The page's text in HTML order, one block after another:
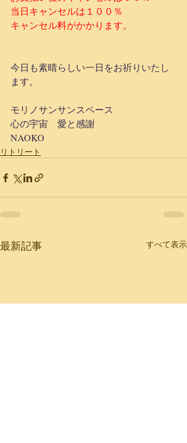
当日キャンセルは１００％
キャンセル料がかかります。
今日も素晴らしい一日をお祈りいたし
ます。
モリノサンサンスペース
心の宇宙　愛と感謝
NAOKO
リトリート
最新記事 すべて表示